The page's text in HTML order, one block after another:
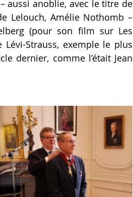
aussi anoblie, avec le titre de
Lelouch, Amélie Nothomb –
(pour son film sur Les
Strauss, exemple le plus
dernier, comme l’était Jean